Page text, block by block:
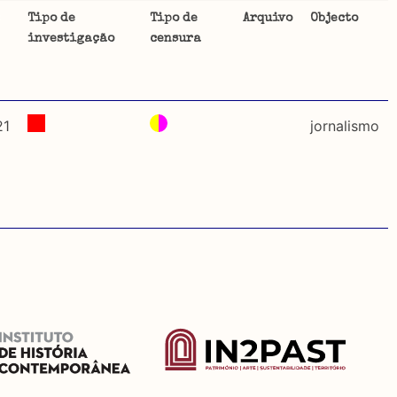
uma
e
Tipo de
investigação
Tipo de
censura
Arquivo Objecto
jornalismo